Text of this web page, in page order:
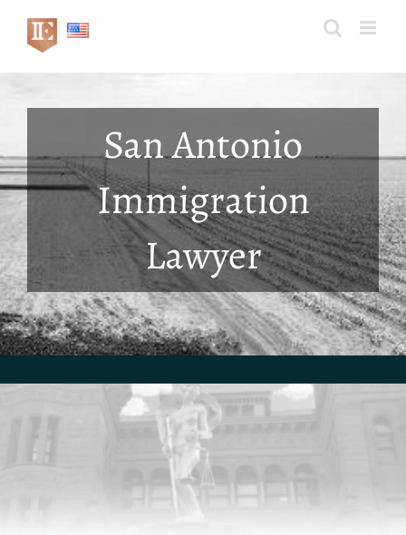
content
San Antonio
Immigration
Lawyer